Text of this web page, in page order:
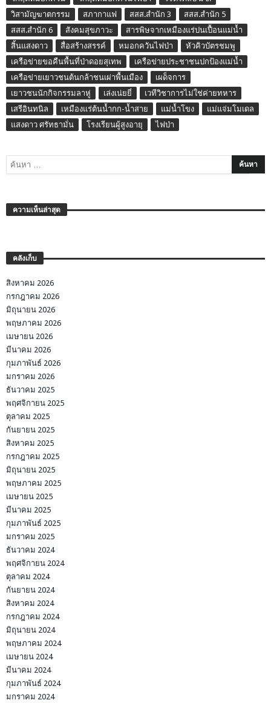
วิสามัญฆาตกรรม
สภากาแฟ สสส.สำนัก 3
สสส.สำนัก 5
สสส.สำนัก 6
สังคมสุขภาวะ
สารพิษจากเหมืองแร่ปนเปื้อนแม่น้ำ
สิ้นแสงดาว
สื่อสร้างสรรค์ หมอกควันไฟป่า
หัวคิวบัตรชมพู
เครือข่ายขอคืนพื้นที่ป่าดอยสุเทพ
เครือข่ายประชาชนปกป้องแม่น้ำ
เครือข่ายเยาวชนต้นกล้าชนเผ่าพื้นเมือง
เผด็จการ
เยาวชนนักกิจกรรมลาหู่
เล่งเน่ยยี่
เวทีวิชาการไม่ใช่ค่ายทหาร
เสรีอินทนิล
เหมืองแร่ต้นน้ำกก-น้ำสาย แม่น้ำโขง
แม่แจ่มโมเดล
แสงดาว ศรัทธามั่น
โรงเรียนผู้สูงอายุ ไฟป่า
ความเห็นล่าสุด
คลังเก็บ
สิงหาคม 2026
กรกฎาคม 2026
มิถุนายน 2026
พฤษภาคม 2026
เมษายน 2026
มีนาคม 2026
กุมภาพันธ์ 2026
มกราคม 2026
ธันวาคม 2025
พฤศจิกายน 2025
ตุลาคม 2025
กันยายน 2025
สิงหาคม 2025
กรกฎาคม 2025
มิถุนายน 2025
พฤษภาคม 2025
เมษายน 2025
มีนาคม 2025
กุมภาพันธ์ 2025
มกราคม 2025
ธันวาคม 2024
พฤศจิกายน 2024
ตุลาคม 2024
กันยายน 2024
สิงหาคม 2024
กรกฎาคม 2024
มิถุนายน 2024
พฤษภาคม 2024
เมษายน 2024
มีนาคม 2024
กุมภาพันธ์ 2024
มกราคม 2024